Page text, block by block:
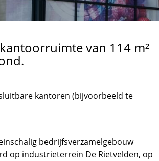
van 114 m²
kantoren (bijvoorbeeld te
bedrijfsverzamelgebouw
op industrieterrein De Rietvelden, op